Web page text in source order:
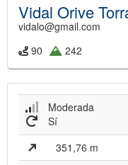
Vidal Orive
vidalo@gmail.com
90
242
Moderada
Sí
351,76 m